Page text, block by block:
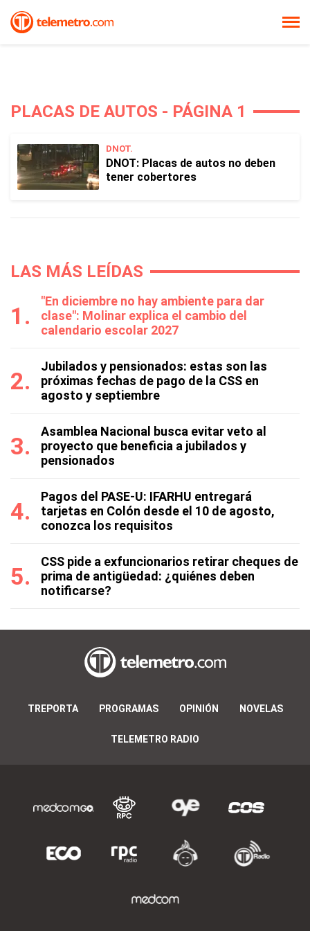
PLACAS DE AUTOS - PÁGINA 1
DNOT.
DNOT: Placas de autos no deben
tener cobertores
LAS MÁS LEÍDAS
"En diciembre no hay ambiente para dar
clase": Molinar explica el cambio del
calendario escolar 2027
Jubilados y pensionados: estas son las
próximas fechas de pago de la CSS en
agosto y septiembre
Asamblea Nacional busca evitar veto al
proyecto que beneficia a jubilados y
pensionados
Pagos del PASE-U: IFARHU entregará
tarjetas en Colón desde el 10 de agosto,
conozca los requisitos
CSS pide a exfuncionarios retirar cheques de
prima de antigüedad: ¿quiénes deben
notificarse?
TREPORTA PROGRAMAS OPINIÓN NOVELAS
TELEMETRO RADIO